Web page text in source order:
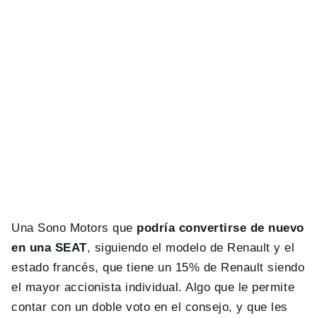
Una Sono Motors que podría convertirse de nuevo
en una SEAT, siguiendo el modelo de Renault y el
estado francés, que tiene un 15% de Renault siendo
el mayor accionista individual. Algo que le permite
contar con un doble voto en el consejo, y que les